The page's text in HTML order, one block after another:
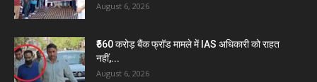
August 6, 2026
₹560 करोड़ बैंक फ्रॉड मामले में IAS अधिकारी को राहत
नहीं,...
August 6, 2026